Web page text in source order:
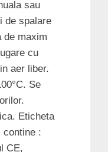
sau
de spalare
de maxim
cu
aer liber.
Se
Eticheta
contine :
CE,